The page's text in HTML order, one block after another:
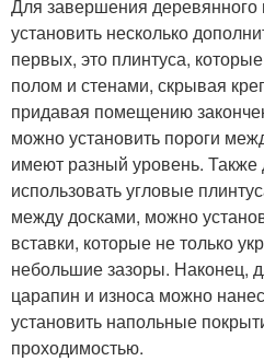
Для завершения деревянного
установить несколько
первых, это плинтуса,
полом и стенами, скрывая
придавая помещению
можно установить пороги
имеют разный уровень.
использовать угловые
между досками, можно
вставки, которые не только
небольшие зазоры. Наконец,
царапин и износа можно
установить напольные
проходимостью.